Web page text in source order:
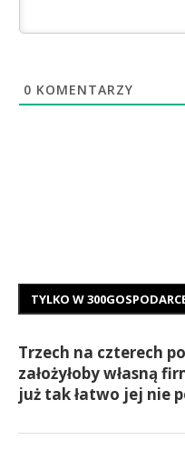
0 KOMENTARZY
TYLKO W
Trzech na czterech
założyłoby własną
już tak łatwo jej nie